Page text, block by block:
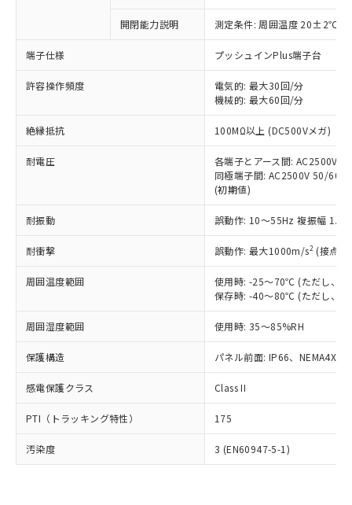
開閉能力説明 測定条件: 周囲温度 20±2℃、
端子仕様 プッシュインPlus端子台
許容操作頻度
電気的: 最大30回/分
機械的: 最大60回/分
絶縁抵抗 100MΩ以上 (DC500Vメガ)
耐電圧
各端子とアース間: AC2500V
同極端子間: AC2500V 50/
(初期値)
耐振動 誤動作: 10～55Hz 複振幅
耐衝撃 誤動作: 最大1000m/s2 (接点
周囲温度範囲
使用時: -25～70℃ (ただし、氷
保存時: -40～80℃ (ただし、氷
周囲湿度範囲 使用時: 35～85%RH
保護構造 パネル前面: IP66、NEMA4X,
感電保護クラス Class II
PTI（トラッキング特性） 175
汚染度 3 (EN60947-5-1)
以下の条件をお読みいただき、同意のうえ
本サービスは、当社制御機器事業取扱
商品の当社在庫状況および標準価格
(税抜)を提供させていただくもので
当社制御機器事業取扱商品の中には、
本サービスの対象外となる商品もある
ことをご了承ください。
在庫状況および標準価格照会結果は、
記載している更新日時点での社内デー
タに基づき作成されるものであり、閲
覧された時点での実際の在庫および標
準価格とは異なる場合があることをご
正式な納期状況および標準価格はお客
様のお取引先、またはお客様担当のオ
ムロン制御機器販売店・当社販売員に
オムロン制御機器販売店や当社販売拠
販売ネットワーク
」をご確認
ください。
在庫状況および標準価格結果を当社の
事前の承諾なく第三者に漏洩または開
示しないようお願いします。
マイパーツ機能（部品リスト作成サー
対応予定なし：EU RoHS指令（10物質）の
定はありません。
調査・確認中：EU RoHS指令（10物質）の
非含有の対応状況を調査中または確認中の
非該当品：ライセンス料など無形物で、有
害物質有無と関係のない商品です。
仕入先様の事情により、非含有部品として
いたものが、含有品と判明した場合などや
むを得ず変更することがあります。
鉛(Pb) 1000ppm以下、 水銀(Hg) 1000ppm以下、 カド
六価クロム(Cr(Ⅵ)) 1000ppm以下、ポリ臭化ビフェニル
類(PBB) 1000ppm以下、ポリ臭化ジフェニルエーテル類
(PBDE) 1000ppm以下、フタル酸ビス(2-エチルヘキシ
ル) (DEHP)(別名：DOP) 1000ppm以下、フタル酸ブチ
ルベンジル（BBP） 1000ppm以下、フタル酸ジブチル
（DBP） 1000ppm以下、フタル酸ジイソブチル
(DIBP) 1000ppm以下
但し、RoHS指令で産業用監視および制御機器に対する
フタル酸エステル類の４物質については閾値を超える意
図的な使用がないことを確認しています。
※2 対応予定月
部品在庫の切り替え状況などにより、予定
月が前後することがあります。
※1 中国RoHS○×表
「○」：最大均質材料含有率が中国RoHSの
基準値以下であることを示します。
「×」：最大均質材料含有率が中国RoHSの
基準値を超えていることを示します。
「－」：未確認です。当社販売部門へお問
Cr(Ⅵ)(六価クロム) : 1000ppm、 PBBs(ポリ臭化ビフェ
ニル類) : 1000ppm、 PBDEs(ポリ臭化ジフェニルエーテ
ル類) : 1000ppm、
DBP(フタル酸ジブチル) : 1000ppm、 DIBP(フタル酸ジ
イソブチル) : 1000ppm、 BBP(フタル酸ブチルベンジ
ル) : 1000ppm、
※2 環境保護使用期限
「ｅ」：有害物質（10物質）のすべてが基
準値以下であることを示します。
「10」：通常の使用状況下において有害物
質が外部に漏えいし、環境に深刻な影響を
当社は、これら貴社製品のうち、外国
為替および外国貿易法に定める商品
（以下｢規制貨物等」という）を輸出
または国外への提供する場合は、日本
国政府の輸出許可(または役務取引許
可)を取得するなどの必要な手続きを
当社は規制貨物を破棄する場合は、完
全に破砕するなど、違法に輸出されな
いよう必要な手段を講じます。
当社は貴社製品を、核兵器、ミサイ
ル、化学兵器、生物兵器またはその他
武器並びにこれらの製造装置等に一切
使用いたしません。
当社は、貴社製品を第三者に販売する
場合は、上記1、2および3の内容を当
該第三者に通知します。また当社は、
販売先および販売に係わる関係者が違
法に輸出するおそれがある場合は、取
○ 一定数以上の在庫あり
一定数には満たないが在庫あり
在庫なし(最新の在庫状況につ
いては、お客様のお取引先、ま
たはお客様担当のオムロン制御
機器販売店・当社販売員にご確
認ください)
受注生産機種、また在庫状況の